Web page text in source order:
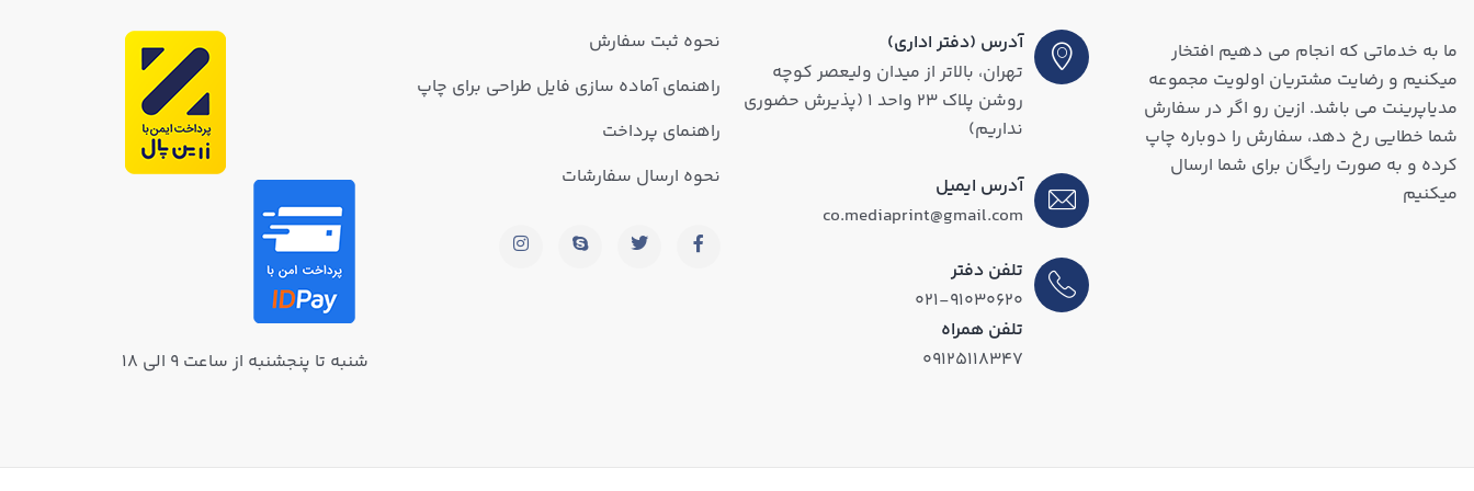
ما به خدماتی که انجام می دهیم افتخار
میکنیم و رضایت مشتریان اولویت مجموعه
مدیاپرینت می باشد. ازین رو اگر در سفارش
شما خطایی رخ دهد، سفارش را دوباره چاپ
کرده و به صورت رایگان برای شما ارسال
میکنیم
آدرس (دفتر اداری)
تهران، بالاتر از میدان ولیعصر کوچه
روشن پلاک ۲۳ واحد ۱ (پذیرش حضوری
نداریم)
آدرس ایمیل
co.mediaprint@gmail.com
تلفن دفتر
۰۲۱-۹۱۰۳۰۶۲۰
تلفن همراه
۰۹۱۲۵۱۱۸۳۴۷
نحوه ثبت سفارش
راهنمای آماده سازی فایل طراحی برای چاپ
راهنمای پرداخت
نحوه ارسال سفارشات
شنبه تا پنجشنبه از ساعت ۹ الی ۱۸